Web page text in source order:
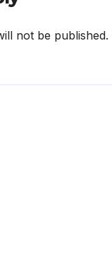
not be published.